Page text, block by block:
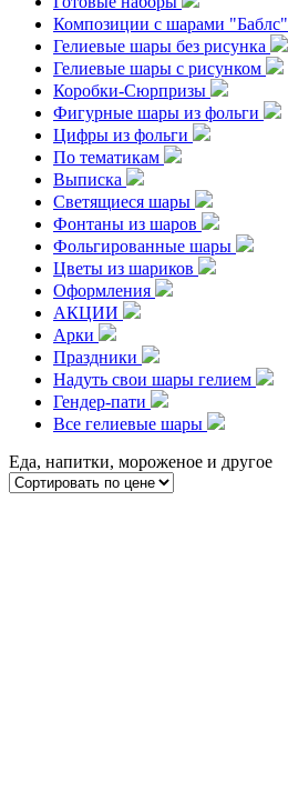
Композиции с шарами "Баблс"
Гелиевые шары без рисунка
Гелиевые шары с рисунком
Коробки-Сюрпризы
Фигурные шары из фольги
Цифры из фольги
По тематикам
Выписка
Светящиеся шары
Фонтаны из шаров
Фольгированные шары
Цветы из шариков
Оформления
АКЦИИ
Арки
Праздники
Надуть свои шары гелием
Гендер-пати
Все гелиевые шары
Еда, напитки, мороженое и другое